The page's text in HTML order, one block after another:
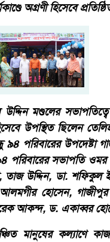
অগ্রণী হিসেবে
মণ্ডলের
উপস্থিত ছিলেন
পরিবারের উপদেষ্টা
পরিবারের সভাপতি ওমর
তাজ উদ্দিন, ডা.
হোসেন,
আকন্দ, ড. একাব্বর
মানুষের কল্যাণে